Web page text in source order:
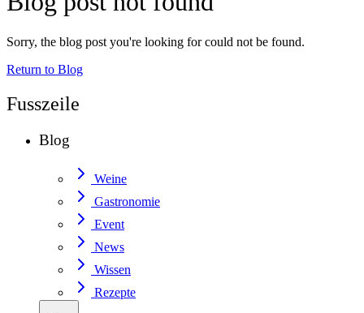
Sorry, the blog post you're looking for could not be found.
Return to Blog
Fusszeile
Blog
Weine
Gastronomie
Event
News
Wissen
Rezepte